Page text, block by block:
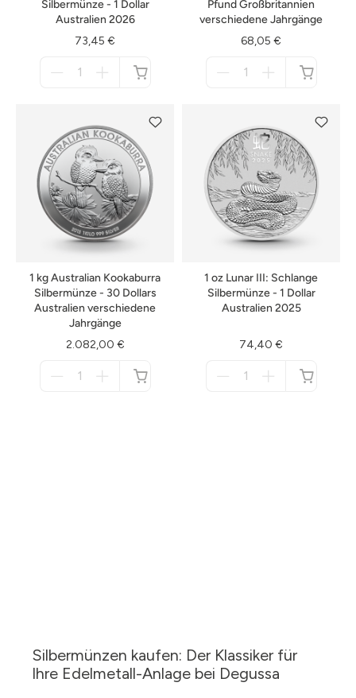
Silbermünze - 1 Dollar
Australien 2026
73,45 €
Pfund Großbritannien
verschiedene Jahrgänge
68,05 €
1 kg Australian Kookaburra
Silbermünze - 30 Dollars
Australien verschiedene
Jahrgänge
2.082,00 €
1 oz Lunar III: Schlange
Silbermünze - 1 Dollar
Australien 2025
74,40 €
Silbermünzen kaufen: Der Klassiker für
Ihre Edelmetall-Anlage bei Degussa